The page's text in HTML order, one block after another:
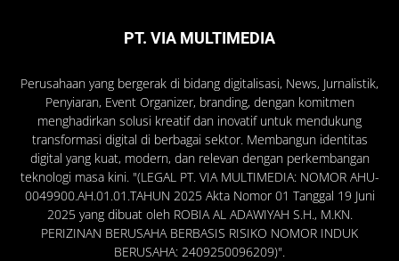
PT. VIA MULTIMEDIA
Perusahaan yang bergerak di bidang digitalisasi, News, Jurnalistik,
Penyiaran, Event Organizer, branding, dengan komitmen
menghadirkan solusi kreatif dan inovatif untuk mendukung
transformasi digital di berbagai sektor. Membangun identitas
digital yang kuat, modern, dan relevan dengan perkembangan
teknologi masa kini. "(LEGAL PT. VIA MULTIMEDIA: NOMOR AHU-
0049900.AH.01.01.TAHUN 2025 Akta Nomor 01 Tanggal 19 Juni
2025 yang dibuat oleh ROBIA AL ADAWIYAH S.H., M.KN.
PERIZINAN BERUSAHA BERBASIS RISIKO NOMOR INDUK
BERUSAHA: 2409250096209)".